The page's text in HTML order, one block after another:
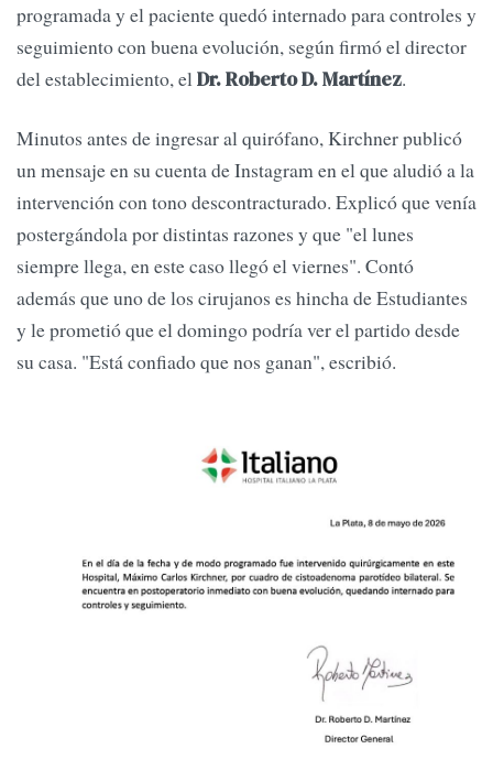
programada y el paciente quedó internado para controles y
seguimiento con buena evolución, según firmó el director
del establecimiento, elDr. Roberto D. Martínez.
Minutos antes de ingresar al quirófano, Kirchner publicó
un mensaje en su cuenta de Instagram en el que aludió a la
intervención con tono descontracturado. Explicó que venía
postergándola por distintas razones y que "el lunes
siempre llega, en este caso llegó el viernes". Contó
además que uno de los cirujanos es hincha de Estudiantes
y le prometió que el domingo podría ver el partido desde
su casa. "Está confiado que nos ganan", escribió.